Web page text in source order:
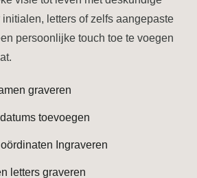
letters of zelfs aangepaste
persoonlijke touch toe te voegen
graveren
toevoegen
Ingraveren
letters graveren